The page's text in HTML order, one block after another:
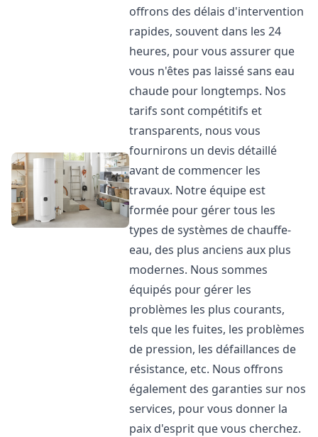
offrons des délais d'intervention
rapides, souvent dans les 24
heures, pour vous assurer que
vous n'êtes pas laissé sans eau
chaude pour longtemps. Nos
tarifs sont compétitifs et
transparents, nous vous
fournirons un devis détaillé
avant de commencer les
travaux. Notre équipe est
formée pour gérer tous les
types de systèmes de chauffe-
eau, des plus anciens aux plus
modernes. Nous sommes
équipés pour gérer les
problèmes les plus courants,
tels que les fuites, les problèmes
de pression, les défaillances de
résistance, etc. Nous offrons
également des garanties sur nos
services, pour vous donner la
paix d'esprit que vous cherchez.